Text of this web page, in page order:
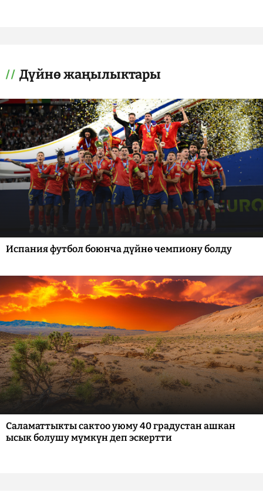
Дүйнө жаңылыктары
Испания футбол боюнча дүйнө чемпиону болду
Саламаттыкты сактоо уюму 40 градустан ашкан
ысык болушу мүмкүн деп эскертти